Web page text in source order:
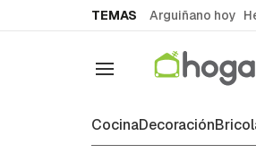
TEMAS Arguiñano hoy
Navegación
CocinaDecoración